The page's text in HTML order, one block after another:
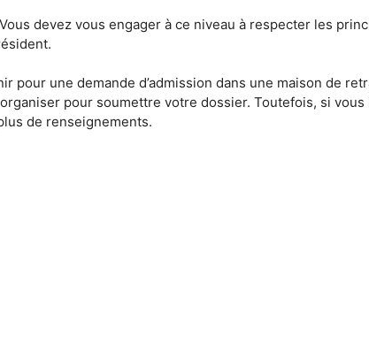
devez vous engager à ce niveau à respecter les
une demande d’admission dans une maison de
pour soumettre votre dossier. Toutefois, si
de renseignements.